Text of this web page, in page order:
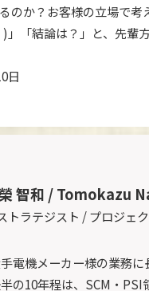
のか？お客様の立場で考
)」「結論は？」と、先輩
日
智和 / Tomokazu
トラテジスト / プロジェ
電機メーカー様の業務
の10年程は、SCM・